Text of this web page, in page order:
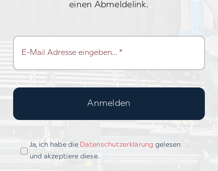
einen Abmeldelink.
Anmelden
Ja, ich habe die Datenschutzerklärung gelesen
und akzeptiere diese.